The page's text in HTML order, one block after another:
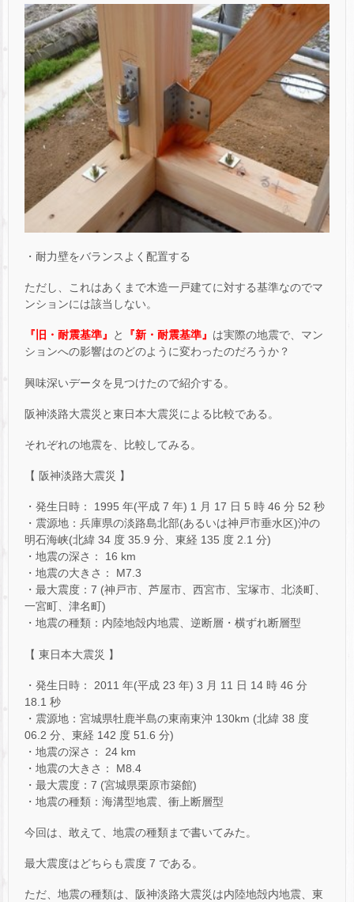
・耐力壁をバランスよく配置する
ただし、これはあくまで木造一戸建てに対する基準なのでマ
ンションには該当しない。
『旧・耐震基準』 と 『新・耐震基準』 は実際の地震で、マン
ションへの影響はのどのように変わったのだろうか？
興味深いデータを見つけたので紹介する。
阪神淡路大震災と東日本大震災による比較である。
それぞれの地震を、比較してみる。
【 阪神淡路大震災 】
・発生日時： 1995 年(平成 7 年) 1 月 17 日 5 時 46 分 52 秒
・震源地：兵庫県の淡路島北部(あるいは神戸市垂水区)沖の
明石海峡(北緯 34 度 35.9 分、東経 135 度 2.1 分)
・地震の深さ： 16 km
・地震の大きさ： M7.3
・最大震度：7 (神戸市、芦屋市、西宮市、宝塚市、北淡町、
一宮町、津名町)
・地震の種類：内陸地殻内地震、逆断層・横ずれ断層型
【 東日本大震災 】
・発生日時： 2011 年(平成 23 年) 3 月 11 日 14 時 46 分
18.1 秒
・震源地：宮城県牡鹿半島の東南東沖 130km (北緯 38 度
06.2 分、東経 142 度 51.6 分)
・地震の深さ： 24 km
・地震の大きさ： M8.4
・最大震度：7 (宮城県栗原市築館)
・地震の種類：海溝型地震、衝上断層型
今回は、敢えて、地震の種類まで書いてみた。
最大震度はどちらも震度 7 である。
ただ、地震の種類は、阪神淡路大震災は内陸地殻内地震、東